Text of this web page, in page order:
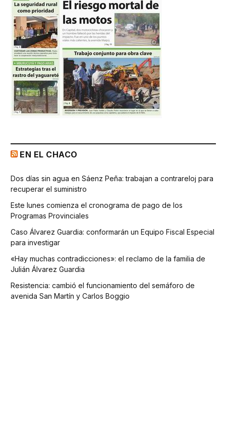
EN EL CHACO
Dos días sin agua en Sáenz Peña: trabajan a contrareloj para
recuperar el suministro
Este lunes comienza el cronograma de pago de los
Programas Provinciales
Caso Álvarez Guardia: conformarán un Equipo Fiscal Especial
para investigar
«Hay muchas contradicciones»: el reclamo de la familia de
Julián Álvarez Guardia
Resistencia: cambió el funcionamiento del semáforo de
avenida San Martín y Carlos Boggio